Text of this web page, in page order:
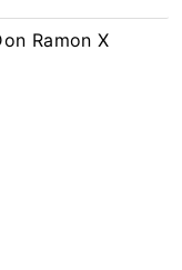
Ramon X